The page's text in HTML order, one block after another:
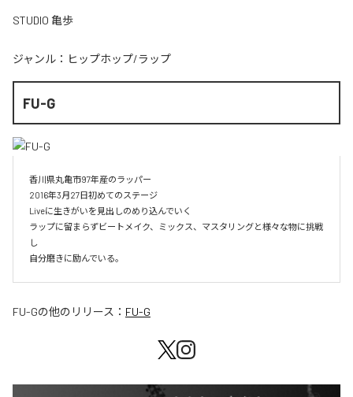
STUDIO 亀歩
ジャンル： ヒップホップ/ラップ
FU-G
香川県丸亀市97年産のラッパー
2016年3月27日初めてのステージ
Liveに生きがいを見出しのめり込んでいく
ラップに留まらずビートメイク、ミックス、マスタリングと様々な物に挑戦
し
自分磨きに励んでいる。
FU-Gの他のリリース： FU-G